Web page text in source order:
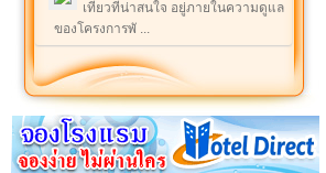
เที่ยวที่น่าสนใจ อยู่ภายในความดูแล
ของโครงการพั ...